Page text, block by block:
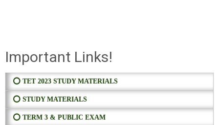
Important Links!
⭕ TET 2023 STUDY MATERIALS
⭕ STUDY MATERIALS
⭕ TERM 3 & PUBLIC EXAM